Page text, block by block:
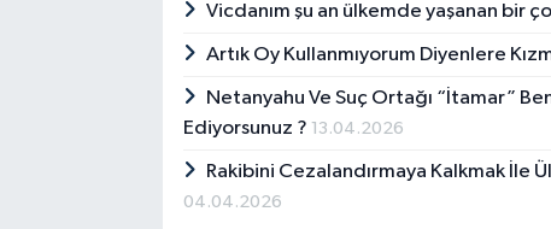
Vicdanım şu an ülkemde yaşanan bir
Artık Oy Kullanmıyorum Diyenlere
Netanyahu Ve Suç Ortağı “İtamar”
Ediyorsunuz ? 13.04.2026
Rakibini Cezalandırmaya Kalkmak İle
04.04.2026